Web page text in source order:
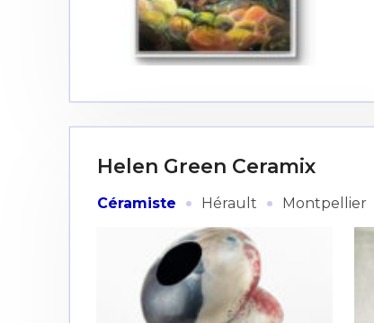
Adresse
Statut /
Adresse
Helen Green Ceramix
Céramiste · Hérault · Montpellier